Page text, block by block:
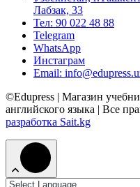
Лабзак, 33
Тел: 90 022 48 88
Telegram
WhatsApp
Инстаграм
Email:
©Edupress | Магазин
английского языка | Все
разработка Sait.kg